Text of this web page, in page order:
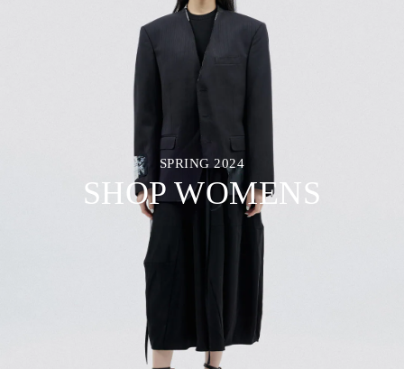
SPRING 2024
SHOP WOMENS